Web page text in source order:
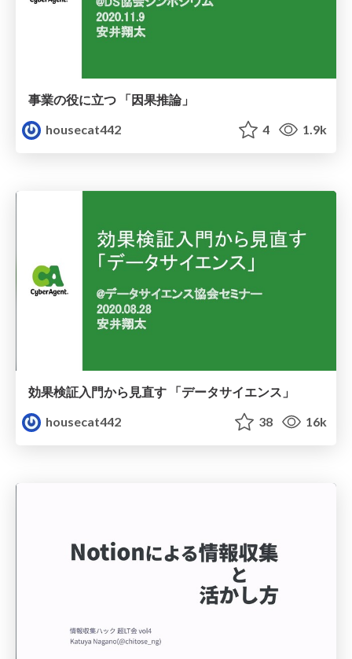
事業の役に立つ 「因果推論」
housecat442
4 1.9k
効果検証入門から見直す 「データサイエンス」
housecat442
38 16k